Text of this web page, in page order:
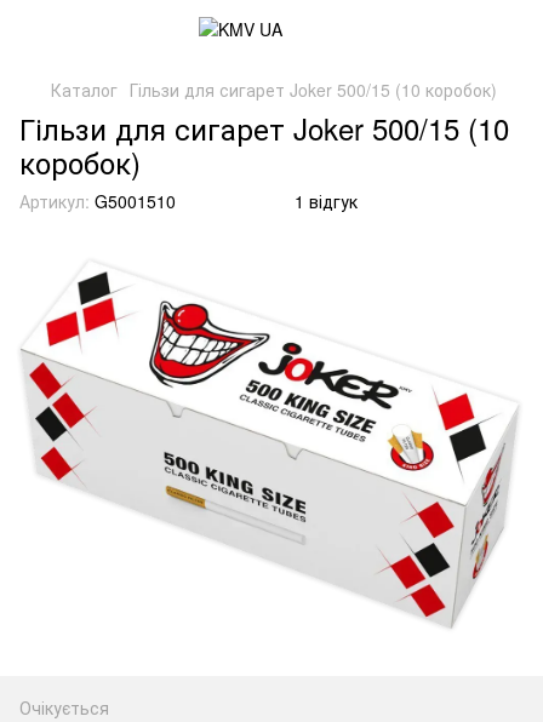
Каталог Гільзи для сигарет Joker 500/15 (10 коробок)
Гільзи для сигарет Joker 500/15 (10
коробок)
Артикул: G5001510 1 відгук
Очікується